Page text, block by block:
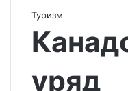
Туризм
уряд